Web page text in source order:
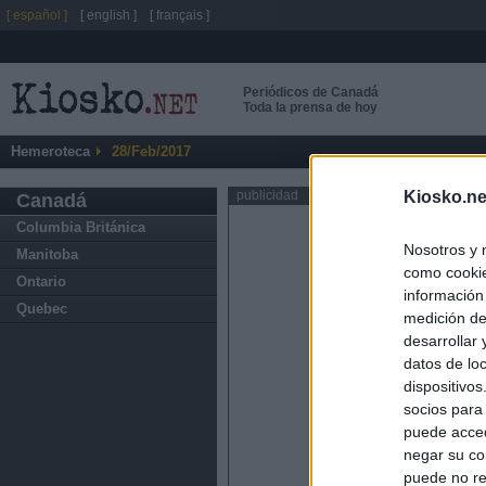
Nosotros y
como
medición
desarrollar
datos de
socios
puede
negar su
puede no
Periódicos de Canadá
Toda la prensa de hoy
Hemeroteca 28/Feb/2017
Canadá
Columbia Británica
Manitoba
Ontario
Quebec
publicidad
[ español ] [ english ] [ français ]